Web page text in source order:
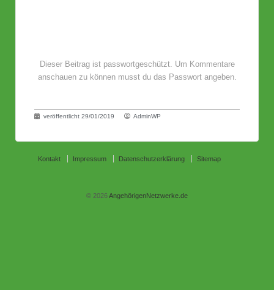
Dieser Beitrag ist passwortgeschützt. Um Kommentare
anschauen zu können musst du das Passwort angeben.
veröffentlicht 29/01/2019 AdminWP
Kontakt Impressum Datenschutzerklärung Sitemap
© 2026AngehörigenNetzwerke.de